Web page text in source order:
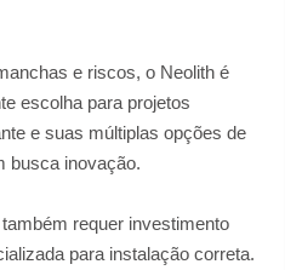
e riscos, o Neolith é
escolha para projetos
e suas múltiplas opções de
busca inovação.
requer investimento
para instalação correta.